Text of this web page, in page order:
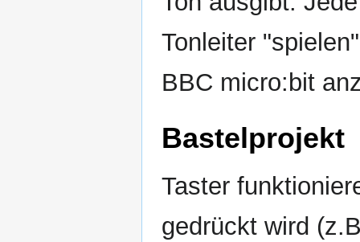
Tonleiter
BBC micro:bit
Bastelprojekt
Taster
gedrückt wird